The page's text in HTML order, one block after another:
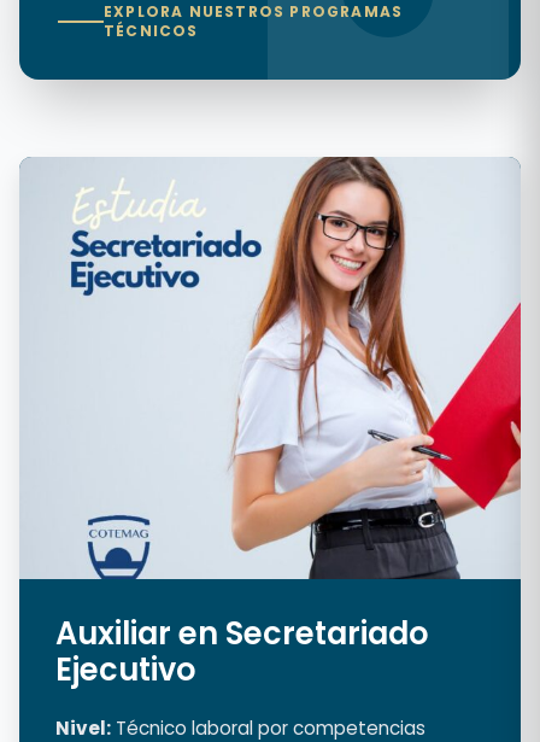
EXPLORA NUESTROS PROGRAMAS
TÉCNICOS
Auxiliar en Secretariado
Ejecutivo
Nivel: Técnico laboral por competencias